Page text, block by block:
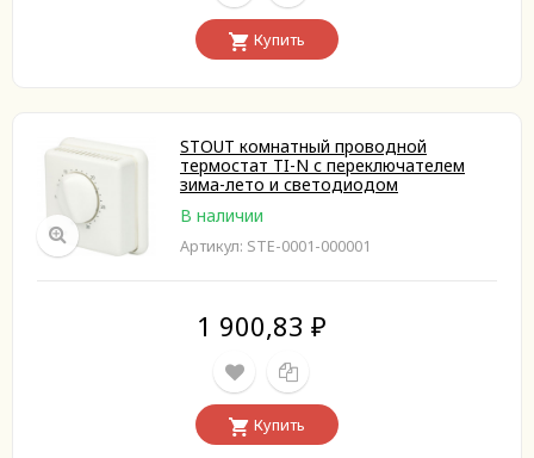
Купить
STOUT комнатный проводной
термостат TI-N с переключателем
зима-лето и светодиодом
В наличии
Артикул: STE-0001-000001
1 900,83 ₽
Купить